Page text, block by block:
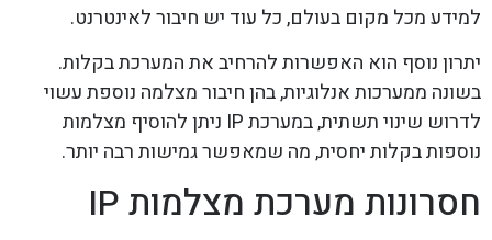
למידע מכל מקום בעולם, כל עוד יש חיבור לאינטרנט.
יתרון נוסף הוא האפשרות להרחיב את המערכת בקלות.
בשונה ממערכות אנלוגיות, בהן חיבור מצלמה נוספת עשוי
לדרוש שינוי תשתית, במערכת IP ניתן להוסיף מצלמות
נוספות בקלות יחסית, מה שמאפשר גמישות רבה יותר.
חסרונות מערכת מצלמות IP